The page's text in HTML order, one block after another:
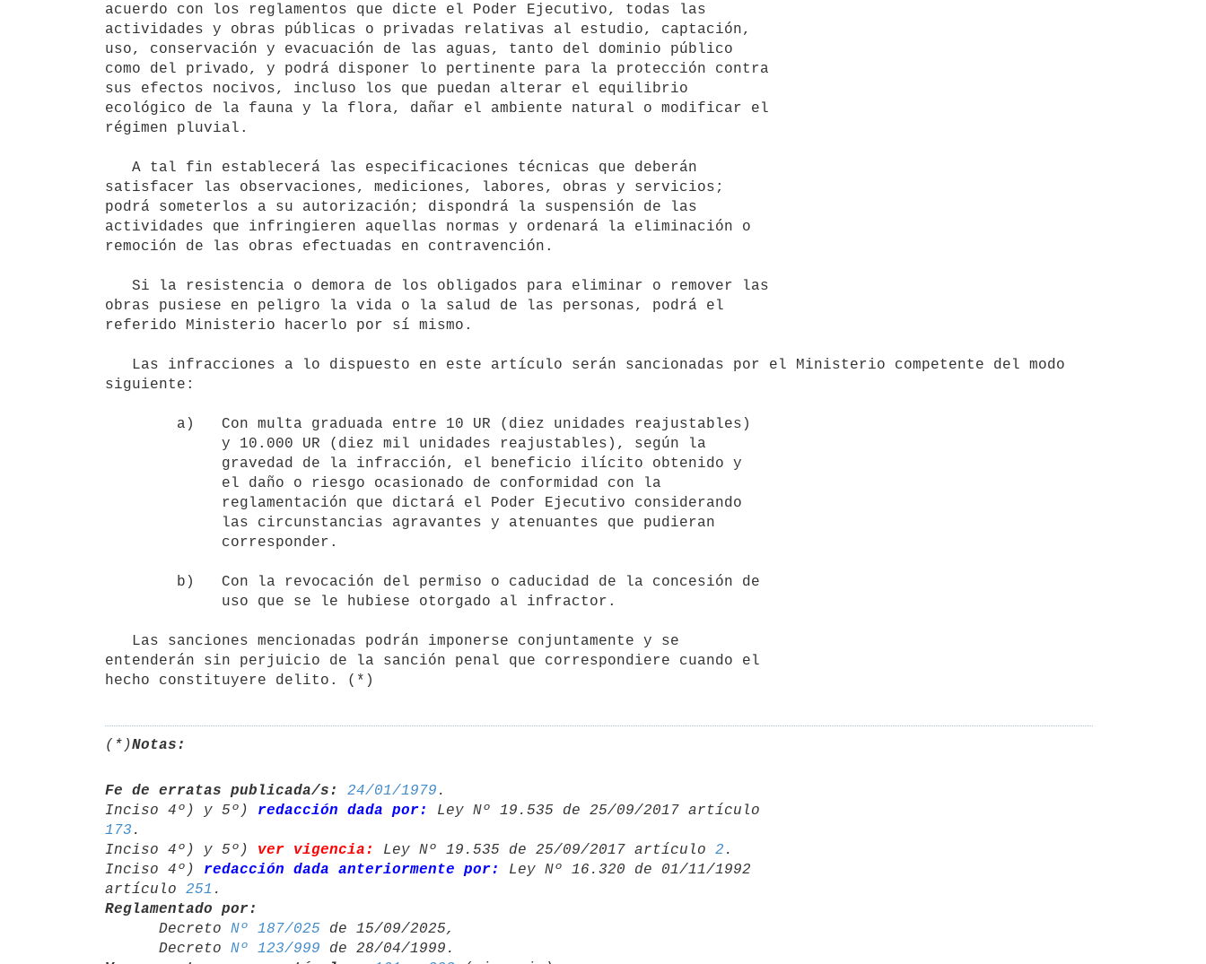
acuerdo con los reglamentos que dicte el Poder Ejecutivo, todas las
actividades y obras públicas o privadas relativas al estudio, captación,
uso, conservación y evacuación de las aguas, tanto del dominio público
como del privado, y podrá disponer lo pertinente para la protección contra
sus efectos nocivos, incluso los que puedan alterar el equilibrio
ecológico de la fauna y la flora, dañar el ambiente natural o modificar el
régimen pluvial.
satisfacer las observaciones, mediciones, labores, obras y servicios;
podrá someterlos a su autorización; dispondrá la suspensión de las
actividades que infringieren aquellas normas y ordenará la eliminación o
remoción de las obras efectuadas en contravención.
obras pusiese en peligro la vida o la salud de las personas, podrá el
referido Ministerio hacerlo por sí mismo.
siguiente:
entenderán sin perjuicio de la sanción penal que correspondiere cuando el
hecho constituyere delito. (*)
(*)Notas:
Fe de erratas publicada/s: 24/01/1979 .
Inciso 4º) y 5º) redacción dada por:
173 .
Inciso 4º) y 5º) ver vigencia: Ley Nº 19.535 de 25/09/2017 artículo 2 .
Inciso 4º) redacción dada anteriormente por:
Ley Nº 16.320 de 01/11/1992
artículo 251
Reglamentado por:
Decreto Nº 187/025 de 15/09/2025,
      Decreto
Nº 123/999